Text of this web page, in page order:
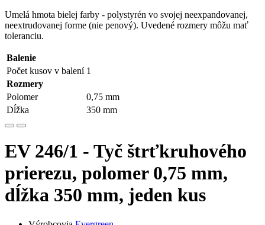
Umelá hmota bielej farby - polystyrén vo svojej neexpandovanej,
neextrudovanej forme (nie penový). Uvedené rozmery môžu mať
toleranciu.
Balenie
Počet kusov v balení 1
Rozmery
Polomer
0,75 mm
Dĺžka
350 mm
EV 246/1 - Tyč štrťkruhového
prierezu, polomer 0,75 mm,
dĺžka 350 mm, jeden kus